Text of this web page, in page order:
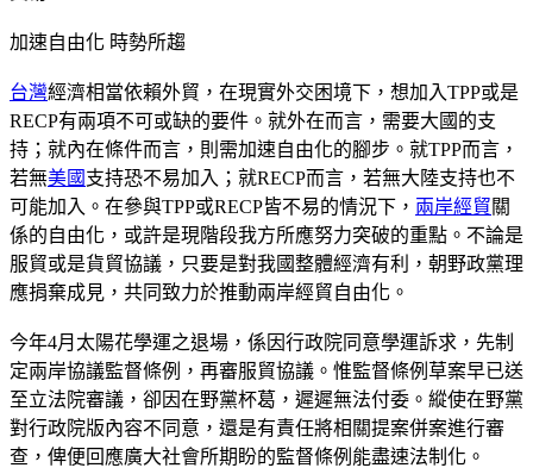
加速自由化 時勢所趨
台灣經濟相當依賴外貿，在現實外交困境下，想加入TPP或是
RECP有兩項不可或缺的要件。就外在而言，需要大國的支
持；就內在條件而言，則需加速自由化的腳步。就TPP而言，
若無美國 支持恐不易加入；就RECP而言，若無大陸支持也不
可能加入。在參與TPP或RECP皆不易的情況下， 兩岸經貿關
係的自由化，或許是現階段我方所應努力突破的重點。不論是
服貿或是貨貿協議，只要是對我國整體經濟有利，朝野政黨理
應捐棄成見，共同致力於推動兩岸經貿自由化。
今年4月太陽花學運之退場，係因行政院同意學運訴求，先制
定兩岸協議監督條例，再審服貿協議。惟監督條例草案早已送
至立法院審議，卻因在野黨杯葛，遲遲無法付委。縱使在野黨
對行政院版內容不同意，還是有責任將相關提案併案進行審
查，俾便回應廣大社會所期盼的監督條例能盡速法制化。